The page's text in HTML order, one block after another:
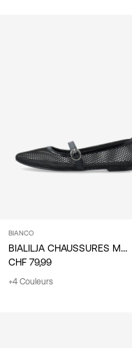
BIANCO
BIALILJA CHAUSSURES MARY JANE
CHF 79,99
+4 Couleurs